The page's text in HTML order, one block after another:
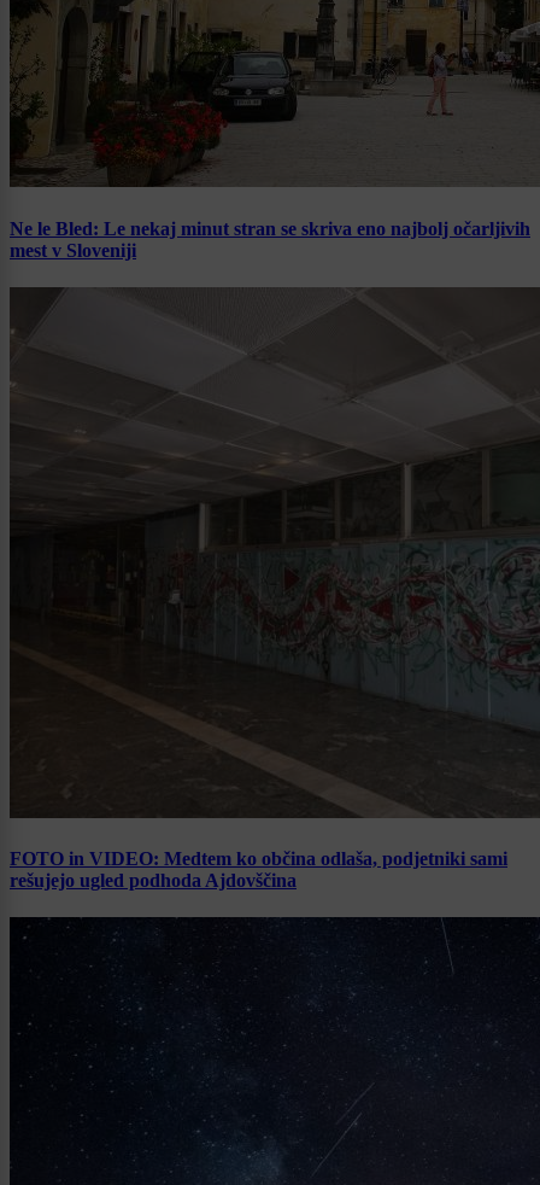
Ne le Bled: Le nekaj minut stran se skriva eno najbolj očarljivih
mest v Sloveniji
FOTO in VIDEO: Medtem ko občina odlaša, podjetniki sami
rešujejo ugled podhoda Ajdovščina